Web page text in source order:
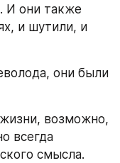
И они также
и шутили, и
они были
возможно,
всегда
смысла.